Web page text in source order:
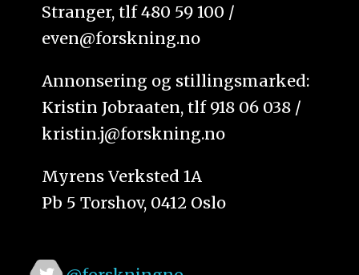
Stranger, tlf 480 59 100 /
even@forskning.no
Annonsering og stillingsmarked:
Kristin Jobraaten, tlf 918 06 038 /
kristin.j@forskning.no
Myrens Verksted 1A
Pb 5 Torshov, 0412 Oslo